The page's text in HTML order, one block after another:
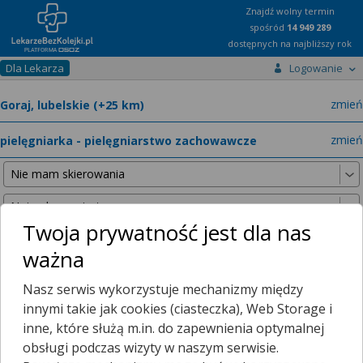
Znajdź wolny termin
spośród 14 949 289
dostępnych na najbliższy rok
Dla Lekarza Logowanie
zmień
zmień
Poniższe wyniki znaleźliśmy, szukając w promieniu 25 km
od wybranej lokalizacji.
Twoja prywatność jest dla nas
ważna
Nasz serwis wykorzystuje mechanizmy między
innymi takie jak cookies (ciasteczka), Web Storage i
inne, które służą m.in. do zapewnienia optymalnej
obsługi podczas wizyty w naszym serwisie.